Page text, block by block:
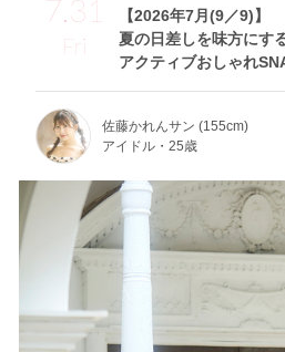
7.31
Fri
【2026年7月(9／9)】
夏の日差しを味方にす
アクティブおしゃれ
佐藤かれんサン (155cm)
アイドル・25歳